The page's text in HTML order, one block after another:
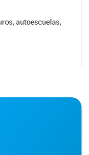
autoescuelas,